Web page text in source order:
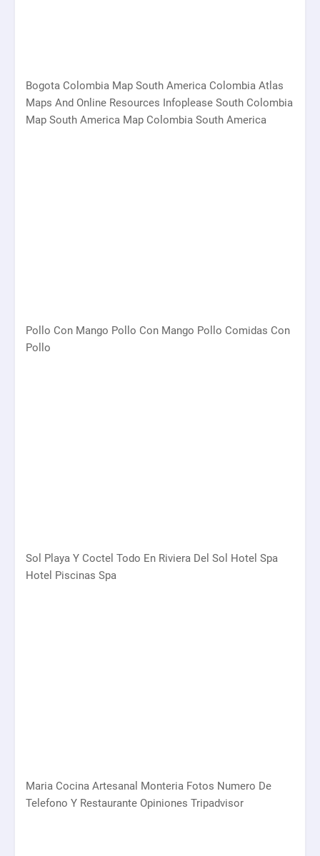
Bogota Colombia Map South America Colombia Atlas
Maps And Online Resources Infoplease South Colombia
Map South America Map Colombia South America
Pollo Con Mango Pollo Con Mango Pollo Comidas Con
Pollo
Sol Playa Y Coctel Todo En Riviera Del Sol Hotel Spa
Hotel Piscinas Spa
Maria Cocina Artesanal Monteria Fotos Numero De
Telefono Y Restaurante Opiniones Tripadvisor